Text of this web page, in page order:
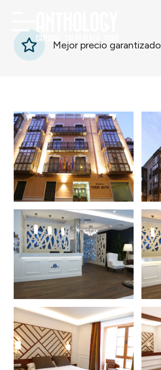
Mejor precio garantizado